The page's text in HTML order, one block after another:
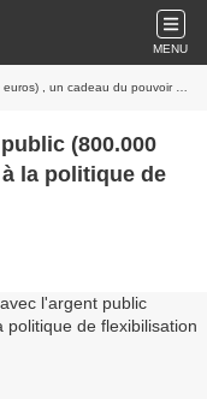
MENU
à la politique de flexibilisation du groupe
(800.000
la politique de